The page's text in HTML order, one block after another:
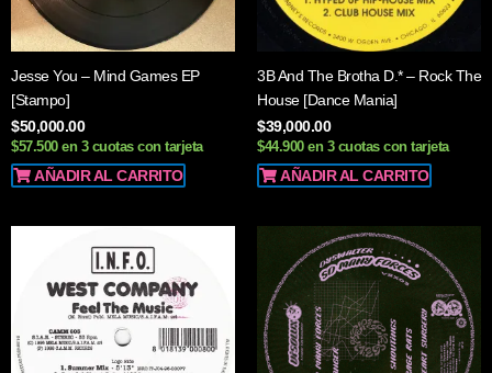
Jesse You – Mind Games EP
[Stampo]
$50,000.00
$57.500 en 3 cuotas con tarjeta
AÑADIR AL CARRITO
3B And The Brotha D.* – Rock The
House [Dance Mania]
$39,000.00
$44.900 en 3 cuotas con tarjeta
AÑADIR AL CARRITO